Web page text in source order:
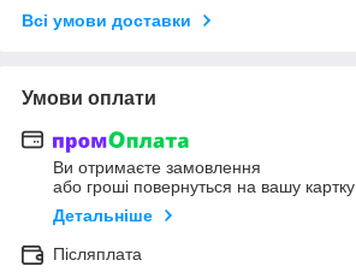
Всі умови доставки
Умови оплати
Ви отримаєте замовлення
або гроші повернуться на вашу картку
Детальніше
Післяплата